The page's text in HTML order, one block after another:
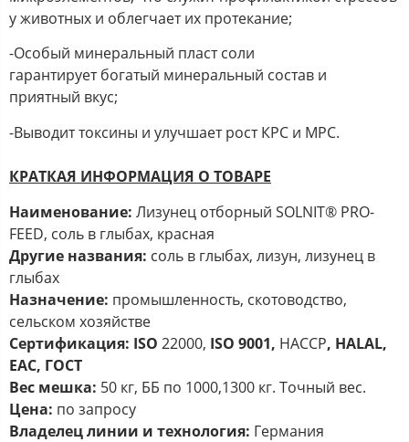
у животных и облегчает их протекание;
-Особый минеральный пласт соли
гарантирует богатый минеральный состав и
приятный вкус;
-Выводит токсины и улучшает рост КРС и МРС.
КРАТКАЯ ИНФОРМАЦИЯ О ТОВАРЕ
Наименование: Лизунец отборный SOLNIT® PRO-
FEED, соль в глыбах, красная
Другие названия: соль в глыбах, лизун, лизунец в
глыбах
Назначение: промышленность, скотоводство,
сельском хозяйстве
Сертификация: ISO 22000, ISO 9001, HACCP, HALAL,
ЕАС, ГОСТ
Вес мешка: 50 кг, ББ по 1000,1300 кг. Точный вес.
Цена: по запросу
Владелец линии и технология: Германия